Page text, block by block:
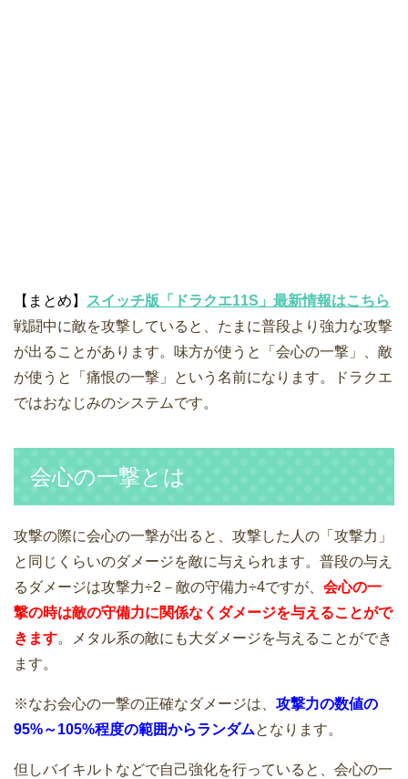
【まとめ】
スイッチ版「ドラクエ11S」最新情報はこちら
戦闘中に敵を攻撃していると、たまに普段より強力な攻撃
が出ることがあります。味方が使うと「会心の一撃」、敵
が使うと「痛恨の一撃」という名前になります。ドラクエ
ではおなじみのシステムです。
会心の一撃とは
攻撃の際に会心の一撃が出ると、攻撃した人の「攻撃力」
と同じくらいのダメージを敵に与えられます。普段の与え
るダメージは攻撃力÷2－敵の守備力÷4ですが、 会心の一
撃の時は敵の守備力に関係なくダメージを与えることがで
きます。メタル系の敵にも大ダメージを与えることができ
ます。
※なお会心の一撃の正確なダメージは、 攻撃力の数値の
95%～105%程度の範囲からランダムとなります。
但しバイキルトなどで自己強化を行っていると、会心の一